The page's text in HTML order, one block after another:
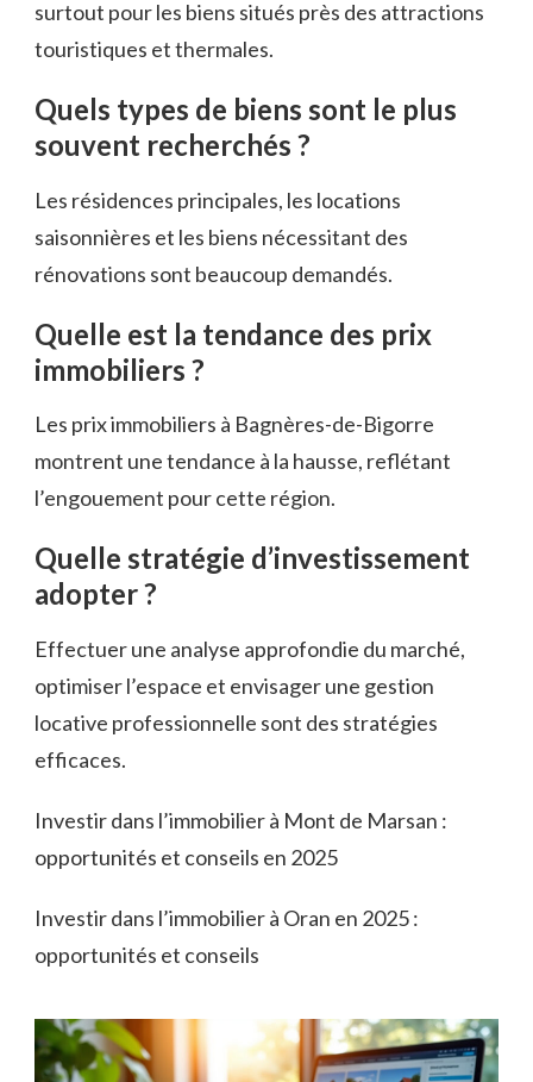
surtout pour les biens situés près des attractions
touristiques et thermales.
Quels types de biens sont le plus
souvent recherchés ?
Les résidences principales, les locations
saisonnières et les biens nécessitant des
rénovations sont beaucoup demandés.
Quelle est la tendance des prix
immobiliers ?
Les prix immobiliers à Bagnères-de-Bigorre
montrent une tendance à la hausse, reflétant
l’engouement pour cette région.
Quelle stratégie d’investissement
adopter ?
Effectuer une analyse approfondie du marché,
optimiser l’espace et envisager une gestion
locative professionnelle sont des stratégies
efficaces.
Investir dans l’immobilier à Mont de Marsan :
opportunités et conseils en 2025
Investir dans l’immobilier à Oran en 2025 :
opportunités et conseils